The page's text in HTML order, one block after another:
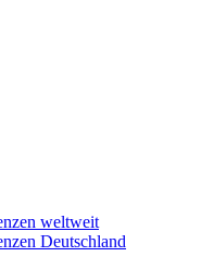
weltweit
Deutschland